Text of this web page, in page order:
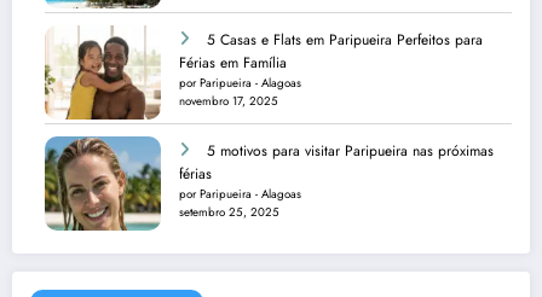
5 Casas e Flats em Paripueira Perfeitos para
Férias em Família
por Paripueira - Alagoas
novembro 17, 2025
5 motivos para visitar Paripueira nas próximas
férias
por Paripueira - Alagoas
setembro 25, 2025